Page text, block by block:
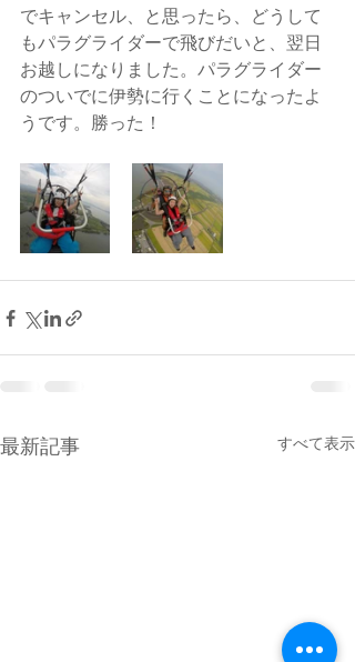
でキャンセル、と思ったら、どうして
もパラグライダーで飛びだいと、翌日
お越しになりました。パラグライダー
のついでに伊勢に行くことになったよ
うです。勝った！
最新記事 すべて表示